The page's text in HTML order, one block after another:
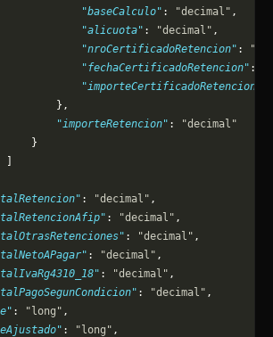
"baseCalculo"
: "decimal" ,
"alicuota"
: "decimal" ,
"nroCertificadoRetencion"
:
"fechaCertificadoRetencion"
:
"importeCertificadoRetencion"
},
"importeRetencion"
:
"decimal"
}
: "decimal" ,
: "decimal" ,
: "decimal" ,
: "decimal" ,
: "decimal" ,
: "decimal" ,
: "long" ,
: "long" ,